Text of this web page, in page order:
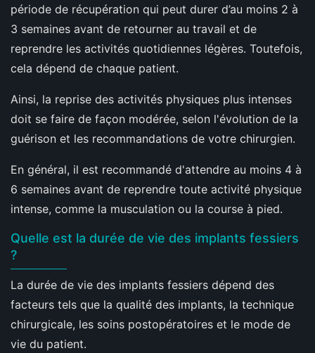
période de récupération qui peut durer d’au moins 2 à
3 semaines avant de retourner au travail et de
reprendre les activités quotidiennes légères. Toutefois,
cela dépend de chaque patient.
Ainsi, la reprise des activités physiques plus intenses
doit se faire de façon modérée, selon l'évolution de la
guérison et les recommandations de votre chirurgien.
En général, il est recommandé d'attendre au moins 4 à
6 semaines avant de reprendre toute activité physique
intense, comme la musculation ou la course à pied.
Quelle est la durée de vie des implants fessiers
?
La durée de vie des implants fessiers dépend des
facteurs tels que la qualité des implants, la technique
chirurgicale, les soins postopératoires et le mode de
vie du patient.